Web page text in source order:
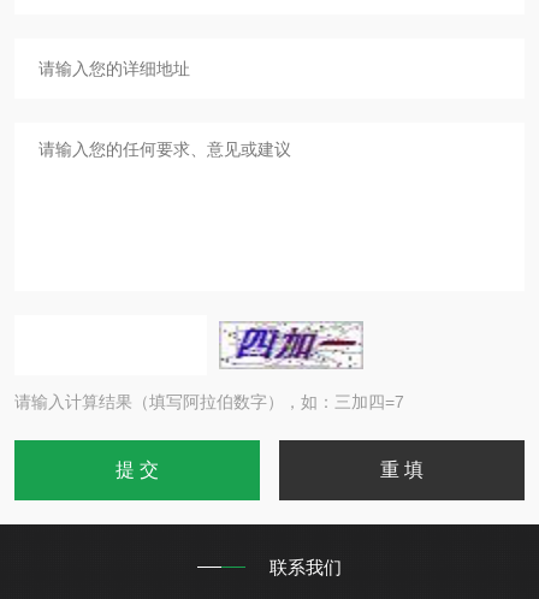
请输入计算结果（填写阿拉伯数字），如：三加四=7
联系我们